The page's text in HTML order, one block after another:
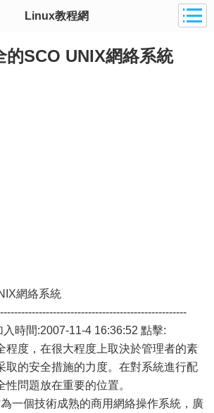
Linux教程網
的SCO UNIX網絡系統
網絡系統
時間:2007-11-4 16:36:52 點擊:
程度，在很大程度上取決於管理者的素
取的安全措施的力度。在對系統進行配
問題放在重要的位置。
個技術成熟的商用網絡操作系統，廣